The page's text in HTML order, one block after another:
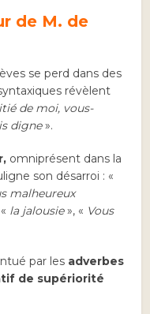
de M. de
se perd dans des
révèlent
de moi, vous-
digne».
omniprésent dans la
son désarroi : «
malheureux
la jalousie», « Vous
par les adverbes
de supériorité